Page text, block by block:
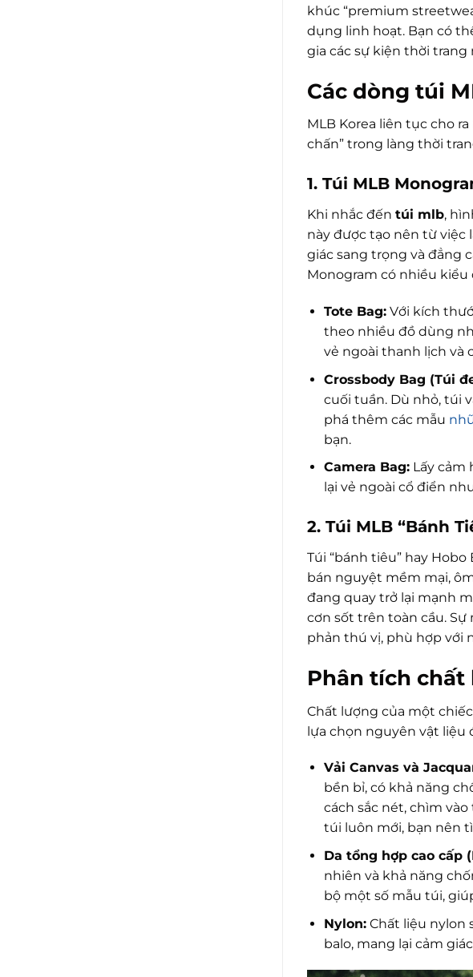
khúc “premium
dụng linh hoạt. Bạn có
gia các sự kiện thời
Các dòng túi
MLB Korea liên tục cho
chấn” trong làng thời
1. Túi MLB
Khi nhắc đến túi mlb,
này được tạo nên từ việc
giác sang trọng và đẳng
Monogram có nhiều kiểu
Tote Bag:Với kích
theo nhiều đồ dùng
vẻ ngoài thanh lịch và
Crossbody Bag (Túi
cuối tuần. Dù nhỏ, túi
phá thêm các mẫu
bạn.
Camera Bag:Lấy cảm
lại vẻ ngoài cổ điển
2. Túi MLB “Bánh
Túi “bánh tiêu” hay
bán nguyệt mềm mại,
đang quay trở lại mạnh
cơn sốt trên toàn cầu.
phản thú vị, phù hợp với
Phân tích
Chất lượng của một chiếc
lựa chọn nguyên vật liệu
Vải Canvas và
bền bỉ, có khả năng
cách sắc nét, chìm
túi luôn mới, bạn nên
Da tổng hợp cao cấp
nhiên và khả năng
bộ một số mẫu túi,
Nylon:Chất liệu nylon
balo, mang lại cảm